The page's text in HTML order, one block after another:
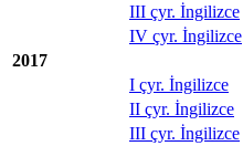
III çyr. İngilizce
IV çyr. İngilizce
2017
I çyr. İngilizce
II çyr. İngilizce
III çyr. İngilizce